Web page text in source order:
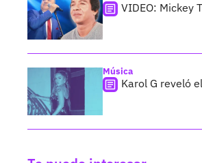
VIDEO: Mickey
Música
Karol G reveló